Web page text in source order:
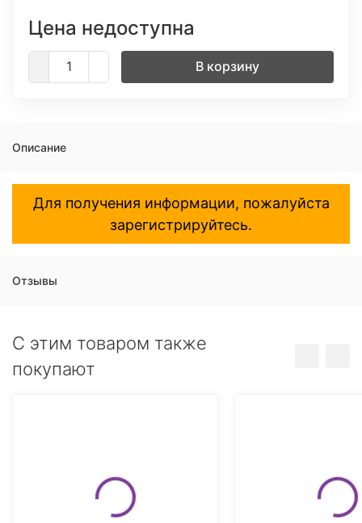
Цена недоступна
В корзину
Описание
Для получения информации, пожалуйста
зарегистрируйтесь.
Отзывы
C этим товаром также
покупают